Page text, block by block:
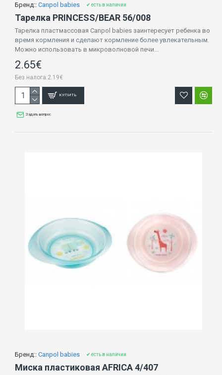
Бренд:: Canpol babies ✔ есть в наличии
Тарелка PRINCESS/BEAR 56/008
Тарелка пластмассовая Canpol babies заинтересует ребенка во
время кормления и сделают кормление более увлекательным.
Можно использовать в микроволновой печи...
2.65€
Без налога:2.19€
КУПИТЬ
Задать вопрос
Бренд:: Canpol babies ✔ есть в наличии
Миска пластиковая AFRICA 4/407